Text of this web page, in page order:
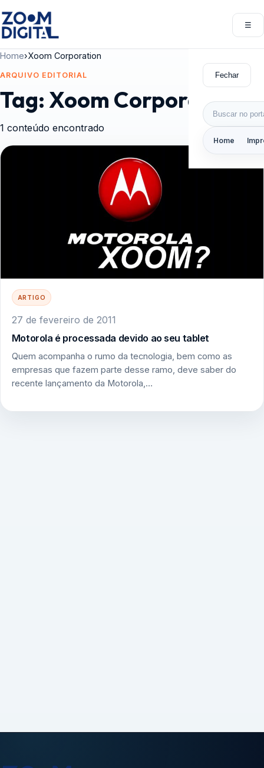
☰
Fechar
Buscar por:
Home
Home›Xoom Corporation
ARQUIVO EDITORIAL
Tag:Xoom Corporation
1 conteúdo encontrado
ARTIGO
27 de fevereiro de 2011
Motorola é processada devido ao seu tablet
Quem acompanha o rumo da tecnologia, bem como as
empresas que fazem parte desse ramo, deve saber do
recente lançamento da Motorola,…